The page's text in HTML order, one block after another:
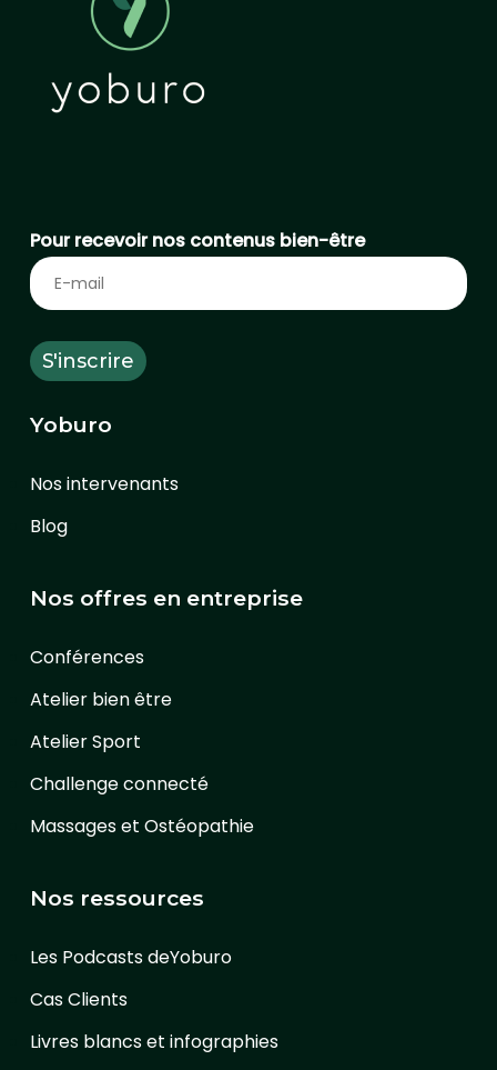
Pour recevoir nos contenus bien-être
Yoburo
Nos intervenants
Blog
Nos offres en entreprise
Conférences
Atelier bien être
Atelier Sport
Challenge connecté
Massages et Ostéopathie
Nos ressources
Les Podcasts deYoburo
Cas Clients
Livres blancs et infographies